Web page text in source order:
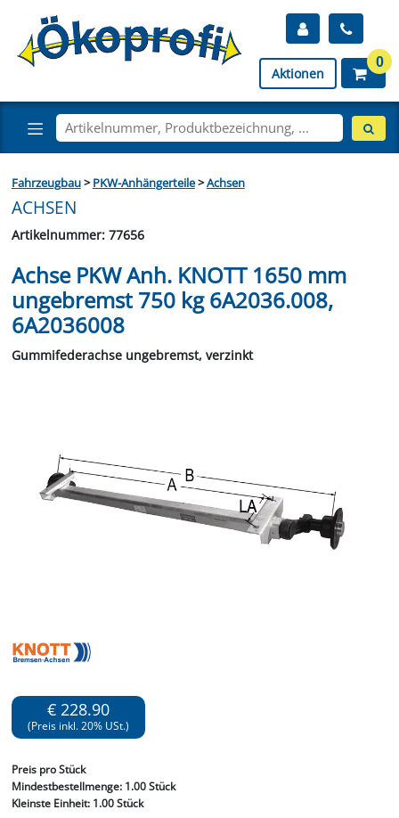
Aktionen
0
Fahrzeugbau>PKW-Anhängerteile>Achsen
ACHSEN
Artikelnummer: 77656
Achse PKW Anh. KNOTT 1650 mm
ungebremst 750 kg 6A2036.008,
6A2036008
Gummifederachse ungebremst, verzinkt
€ 228.90
(Preis inkl. 20% USt.)
Preis pro Stück
Mindestbestellmenge: 1.00 Stück
Kleinste Einheit:1.00 Stück